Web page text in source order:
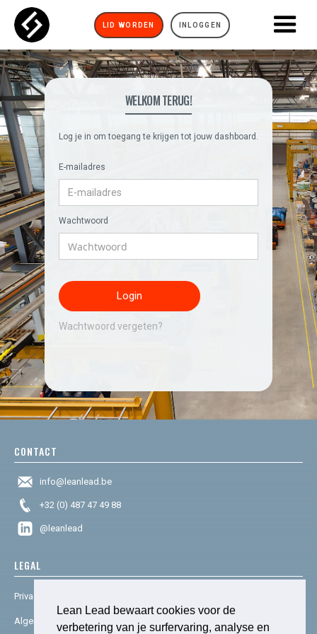
Lean Lead bewaart cookies voor de
verbetering van je surfervaring, analyse en
LID WORDEN INLOGGEN
WELKOM TERUG!
Log je in om toegang te krijgen tot jouw dashboard.
E-mailadres
Wachtwoord
Wachtwoord vergeten?
CONTACT
info@leanlead.be
+32 (0) 487 47 49 88
@leanlead
LEGAL
Privacy & cookies
Algemene voorwaarden